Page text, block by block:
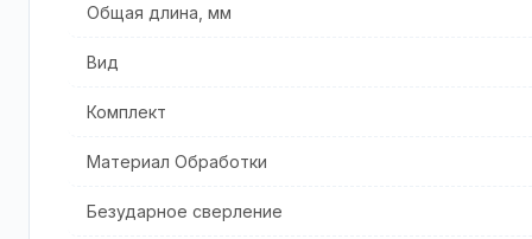
Общая длина, мм
Вид
Комплект
Материал Обработки
Безударное сверление